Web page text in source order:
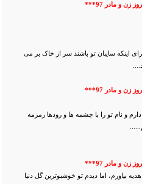
و مادر 97***
اینکه سایبان تو باشند سر از خاک بر می
و مادر 97***
و نام تو را با چشمه ها و رودها زمزمه
و مادر 97***
بیاورم، اما دیدم تو خوشبوترین گل دنیا